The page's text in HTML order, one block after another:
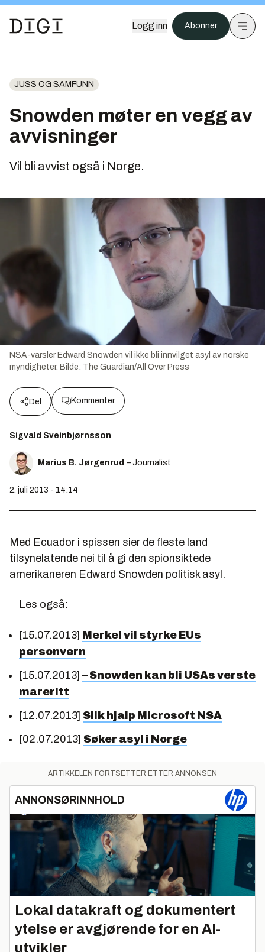
Logg inn Abonner
JUSS OG SAMFUNN
Snowden møter en vegg av
avvisninger
Vil bli avvist også i Norge.
NSA-varsler Edward Snowden vil ikke bli innvilget asyl av norske
myndigheter. Bilde: The Guardian/All Over Press
Del Kommenter
Sigvald Sveinbjørnsson
Marius B. Jørgenrud – Journalist
2. juli 2013 - 14:14
Med Ecuador i spissen sier de fleste land
tilsynelatende nei til å gi den spionsiktede
amerikaneren Edward Snowden politisk asyl.
Les også:
[15.07.2013] Merkel vil styrke EUs
personvern
[15.07.2013] – Snowden kan bli USAs verste
mareritt
[12.07.2013] Slik hjalp Microsoft NSA
[02.07.2013] Søker asyl i Norge
ARTIKKELEN FORTSETTER ETTER ANNONSEN
ANNONSØRINNHOLD
Lokal datakraft og dokumentert
ytelse er avgjørende for en AI-
utvikler